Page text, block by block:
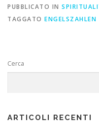
PUBBLICATO IN
TAGGATO ENGELSZAHLEN
Cerca
ARTICOLI RECENTI